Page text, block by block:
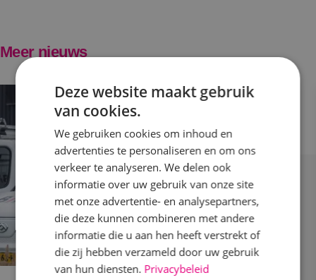
Meer nieuws
Deze website maakt gebruik
van cookies.
We gebruiken cookies om inhoud en
advertenties te personaliseren en om ons
verkeer te analyseren. We delen ook
informatie over uw gebruik van onze site
met onze advertentie- en analysepartners,
die deze kunnen combineren met andere
informatie die u aan hen heeft verstrekt of
die zij hebben verzameld door uw gebruik
van hun diensten. Privacybeleid